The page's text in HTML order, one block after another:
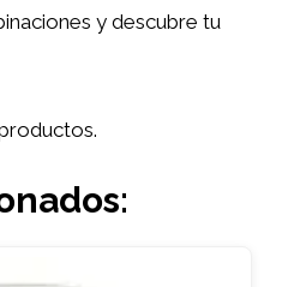
y descubre tu